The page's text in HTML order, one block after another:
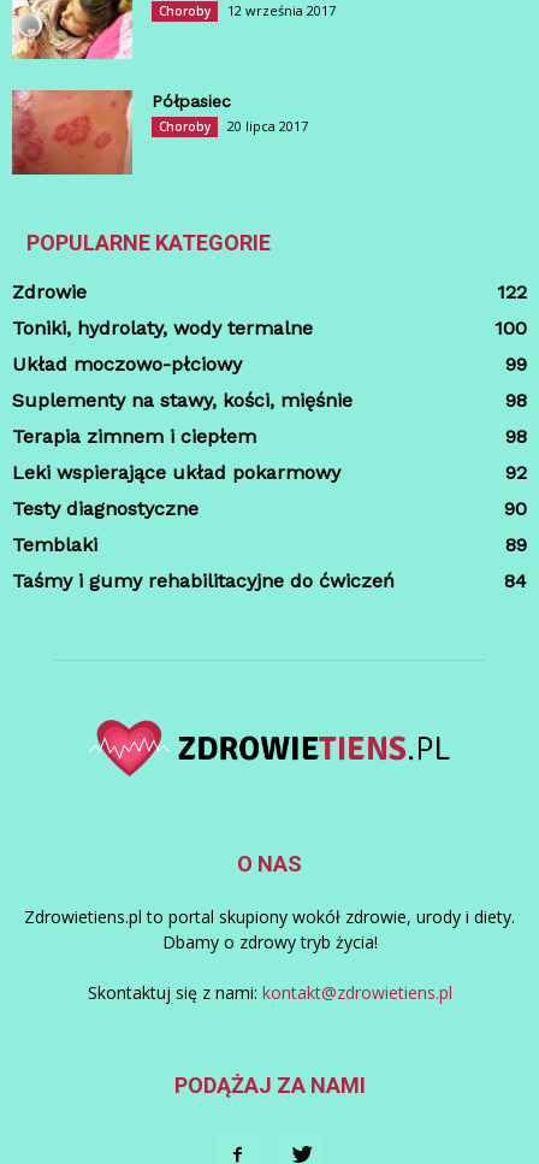
Choroby 12 września 2017
Półpasiec
Choroby 20 lipca 2017
POPULARNE KATEGORIE
Zdrowie
122
Toniki, hydrolaty, wody termalne
100
Układ moczowo-płciowy
99
Suplementy na stawy, kości, mięśnie
98
Terapia zimnem i ciepłem
98
Leki wspierające układ pokarmowy
92
Testy diagnostyczne
90
Temblaki
89
Taśmy i gumy rehabilitacyjne do ćwiczeń
84
O NAS
Zdrowietiens.pl to portal skupiony wokół zdrowie, urody i diety.
Dbamy o zdrowy tryb życia!
Skontaktuj się z nami: kontakt@zdrowietiens.pl
PODĄŻAJ ZA NAMI